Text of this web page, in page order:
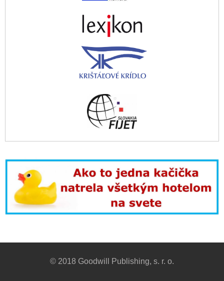
© 2018 Goodwill Publishing, s. r. o.